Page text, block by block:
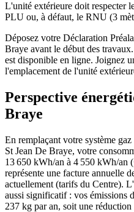
L'unité extérieure doit respecter
PLU ou, à défaut, le RNU (3
Déposez votre Déclaration
Braye avant le début des
est disponible en ligne. Joignez
l'emplacement de l'unité
Perspective
Braye
En remplaçant votre système
St Jean De Braye, votre
13 650 kWh/an à 4 550 kWh/an
représente une facture annuelle
actuellement (tarifs du Centre).
aussi significatif : vos émissions
237 kg par an, soit une réduction